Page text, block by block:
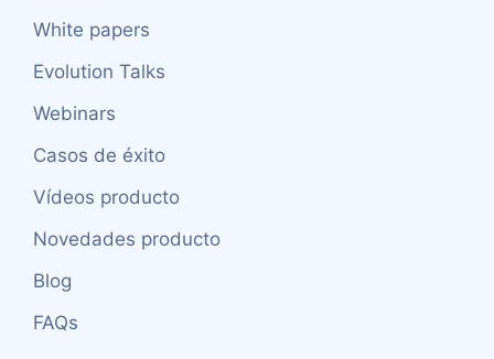
White papers
Evolution Talks
Webinars
Casos de éxito
Vídeos producto
Novedades producto
Blog
FAQs